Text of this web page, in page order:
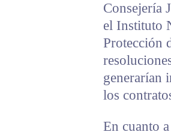
Consejería
el Instituto
Protección
generarían
los
En cuanto